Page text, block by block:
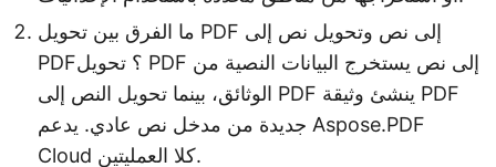
ما الفرق بين تحويل PDF إلى نص وتحويل نص إلى
PDF؟ تحويل PDF إلى نص يستخرج البيانات النصية من
الوثائق، بينما تحويل النص إلى PDF ينشئ وثيقة PDF
جديدة من مدخل نص عادي. يدعم Aspose.PDF
Cloud كلا العمليتين.